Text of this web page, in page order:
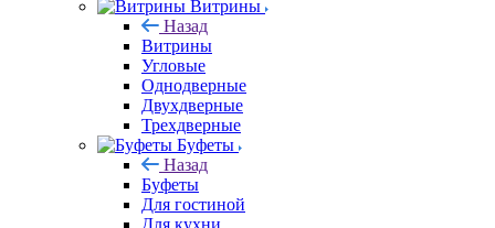
Витрины
Назад
Витрины
Угловые
Однодверные
Двухдверные
Трехдверные
Буфеты
Назад
Буфеты
Для гостиной
Для кухни